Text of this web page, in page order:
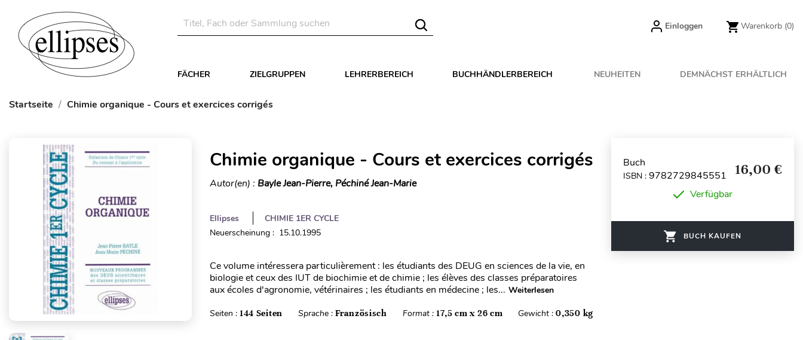
Einloggen Warenkorb (0)
FÄCHER ZIELGRUPPEN LEHRERBEREICH BUCHHÄNDLERBEREICH NEUHEITEN DEMNÄCHST ERHÄLTLICH
Startseite Chimie organique - Cours et exercices corrigés
Chimie organique - Cours et exercices corrigés
Autor(en) : Bayle Jean-Pierre, Péchiné Jean-Marie
Ellipses
CHIMIE 1ER CYCLE
Neuerscheinung : 15.10.1995
Ce volume intéressera particulièrement : les étudiants des DEUG en sciences de la vie, en
biologie et ceux des IUT de biochimie et de chimie ; les élèves des classes préparatoires
aux écoles d'agronomie, vétérinaires ; les étudiants en médecine ; les... Weiterlesen
Seiten : 144 Seiten Sprache :Französisch Format : 17,5 cm x 26 cm Gewicht :0,350 kg
Buch
ISBN : 9782729845551 16,00 €
Verfügbar
BUCH KAUFEN